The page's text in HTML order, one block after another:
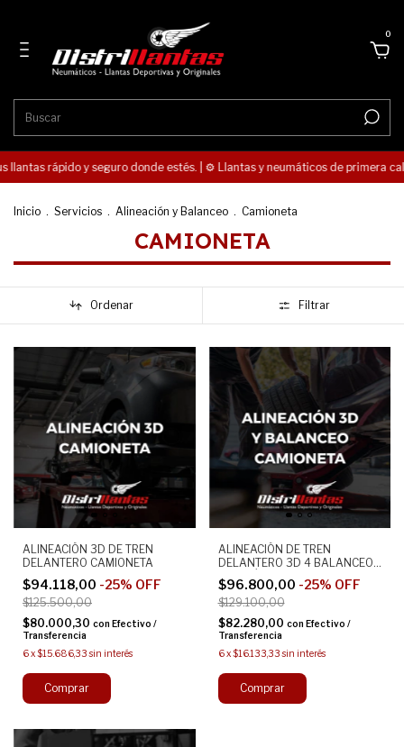
0
llantas rápido y seguro donde estés. | ⚙️ Llantas y neumáticos de primera
Inicio . Servicios . Alineación y Balanceo . Camioneta
CAMIONETA
Ordenar Filtrar
ALINEACIÓN 3D DE TREN
DELANTERO CAMIONETA
$94.118,00 -25% OFF
$125.500,00
$80.000,30 con Efectivo /
Transferencia
6x$15.686,33 sin interés
ALINEACIÓN DE TREN
DELANTERO 3D 4 BALANCEOS
REVISIÓN CAMIONETA
$96.800,00 -25% OFF
$129.100,00
$82.280,00 con Efectivo /
Transferencia
6 x$16.133,33 sin interés